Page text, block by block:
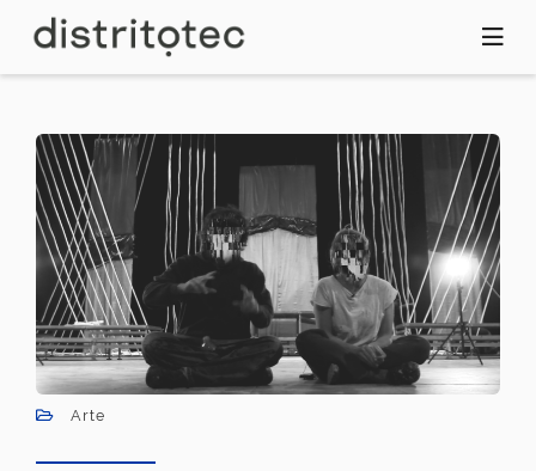
principal
Arte